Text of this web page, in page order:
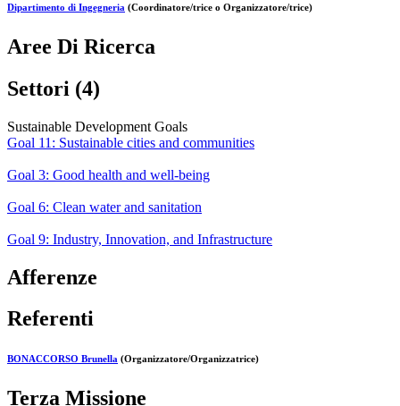
Dipartimento di Ingegneria (Coordinatore/trice o Organizzatore/trice)
Aree Di Ricerca
Settori (4)
Sustainable Development Goals
Goal 11: Sustainable cities and communities
Goal 3: Good health and well-being
Goal 6: Clean water and sanitation
Goal 9: Industry, Innovation, and Infrastructure
Afferenze
Referenti
BONACCORSO Brunella (Organizzatore/Organizzatrice)
Terza Missione